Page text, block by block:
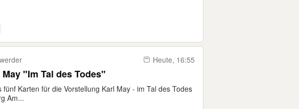
Heute, 16:55
"Im Tal des Todes"
fünf Karten für die Vorstellung Karl May - im Tal des Todes
Am...